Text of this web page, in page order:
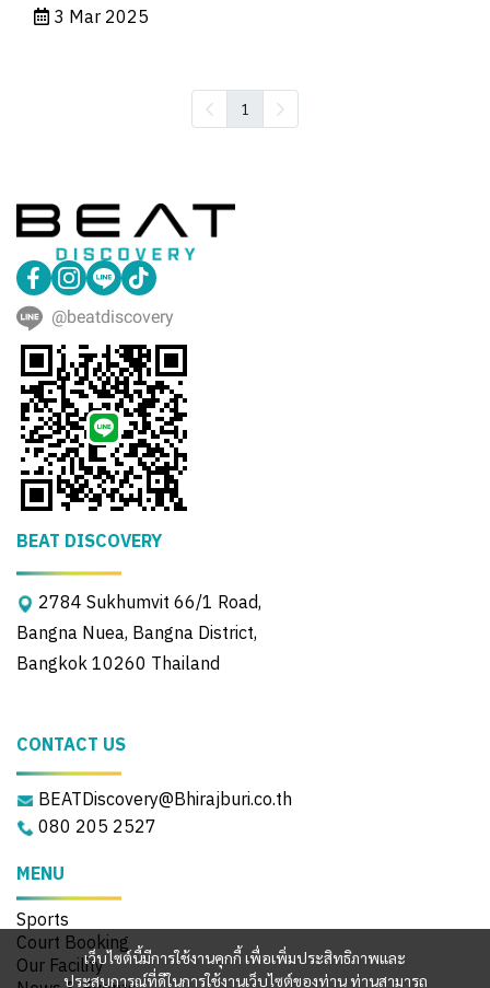
3 Mar 2025
1
เว็บไซต์นี้มีการใช้งานคุกกี้ เพื่อเพิ่มประสิทธิภาพและ
ประสบการณ์ที่ดีในการใช้งานเว็บไซต์ของท่าน ท่านสามารถ
@beatdiscovery
BEAT DISCOVERY
2784 Sukhumvit 66/1 Road,
Bangna Nuea, Bangna District,
Bangkok 10260 Thailand
CONTACT US
BEATDiscovery@Bhirajburi.co.th
080 205 2527
MENU
Sports
Court Booking
Our Facility